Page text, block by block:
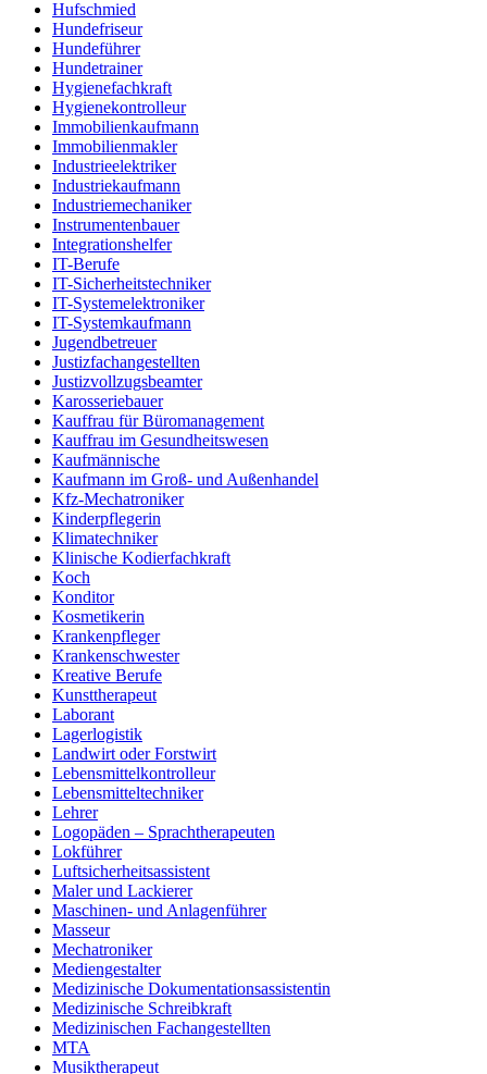
Hufschmied
Hundefriseur
Hundeführer
Hundetrainer
Hygienefachkraft
Hygienekontrolleur
Immobilienkaufmann
Immobilienmakler
Industrieelektriker
Industriekaufmann
Industriemechaniker
Instrumentenbauer
Integrationshelfer
IT-Berufe
IT-Sicherheitstechniker
IT-Systemelektroniker
IT-Systemkaufmann
Jugendbetreuer
Justizfachangestellten
Justizvollzugsbeamter
Karosseriebauer
Kauffrau für Büromanagement
Kauffrau im Gesundheitswesen
Kaufmännische
Kaufmann im Groß- und Außenhandel
Kfz-Mechatroniker
Kinderpflegerin
Klimatechniker
Klinische Kodierfachkraft
Koch
Konditor
Kosmetikerin
Krankenpfleger
Krankenschwester
Kreative Berufe
Kunsttherapeut
Laborant
Lagerlogistik
Landwirt oder Forstwirt
Lebensmittelkontrolleur
Lebensmitteltechniker
Lehrer
Logopäden – Sprachtherapeuten
Lokführer
Luftsicherheitsassistent
Maler und Lackierer
Maschinen- und Anlagenführer
Masseur
Mechatroniker
Mediengestalter
Medizinische Dokumentationsassistentin
Medizinische Schreibkraft
Medizinischen Fachangestellten
MTA
Musiktherapeut